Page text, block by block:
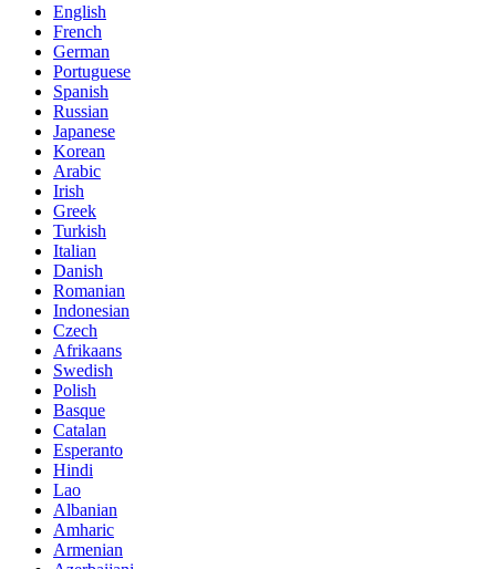
English
French
German
Portuguese
Spanish
Russian
Japanese
Korean
Arabic
Irish
Greek
Turkish
Italian
Danish
Romanian
Indonesian
Czech
Afrikaans
Swedish
Polish
Basque
Catalan
Esperanto
Hindi
Lao
Albanian
Amharic
Armenian